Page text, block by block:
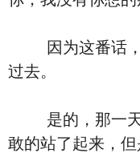
因为这番话，
过去。
是的，那一天
敢的站了起来，